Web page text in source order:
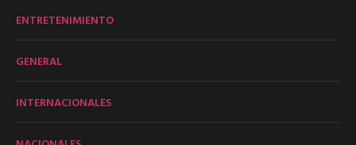
ENTRETENIMIENTO
GENERAL
INTERNACIONALES